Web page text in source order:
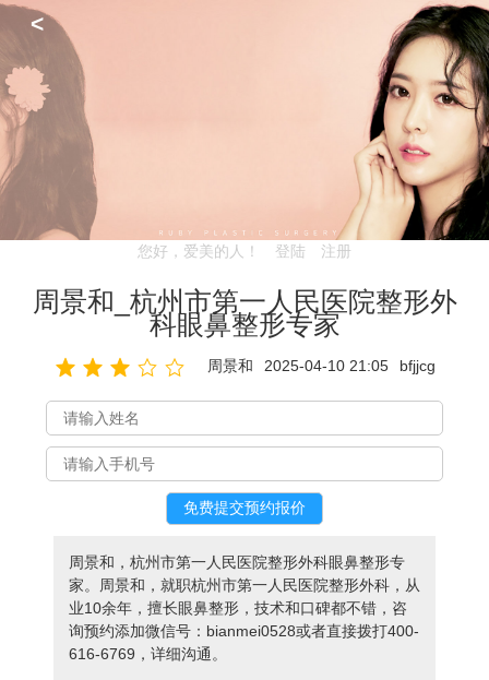
<
您好，爱美的人！ 登陆 注册
周景和_杭州市第一人民医院整形外
科眼鼻整形专家
周景和 2025-04-10 21:05 bfjjcg
周景和，杭州市第一人民医院整形外科眼鼻整形专
家。周景和，就职杭州市第一人民医院整形外科，从
业10余年，擅长眼鼻整形，技术和口碑都不错，咨
询预约添加微信号：bianmei0528或者直接拨打400-
616-6769，详细沟通。